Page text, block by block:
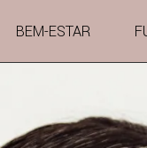
BEM-ESTAR